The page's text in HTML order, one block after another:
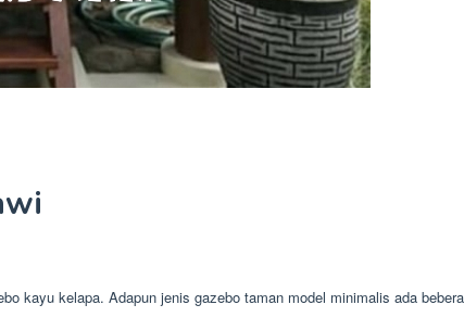
kayu kelapa. Adapun jenis gazebo taman model minimalis ada